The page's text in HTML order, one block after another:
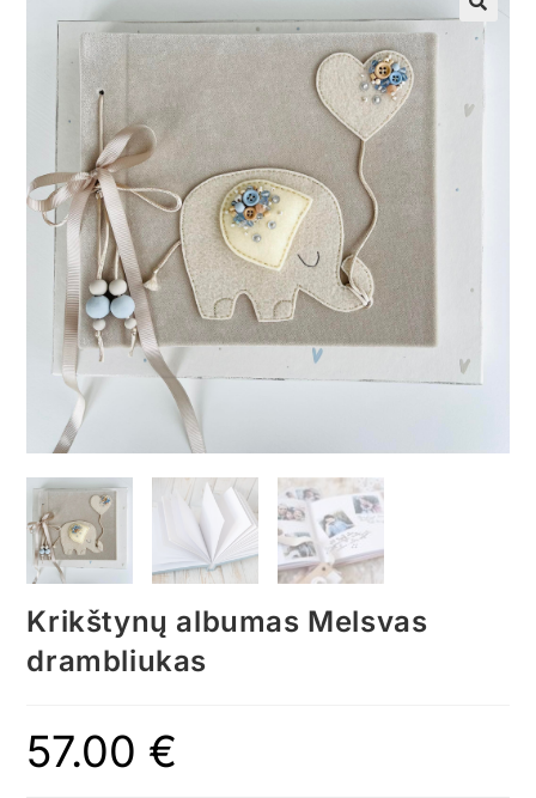
🔍
Krikštynų albumas Melsvas
drambliukas
57.00 €